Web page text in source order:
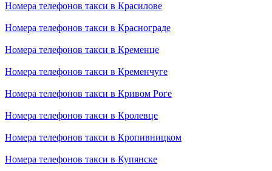
Номера телефонов такси в Красилове
Номера телефонов такси в Краснограде
Номера телефонов такси в Кременце
Номера телефонов такси в Кременчуге
Номера телефонов такси в Кривом Роге
Номера телефонов такси в Кролевце
Номера телефонов такси в Кропивницком
Номера телефонов такси в Купянске